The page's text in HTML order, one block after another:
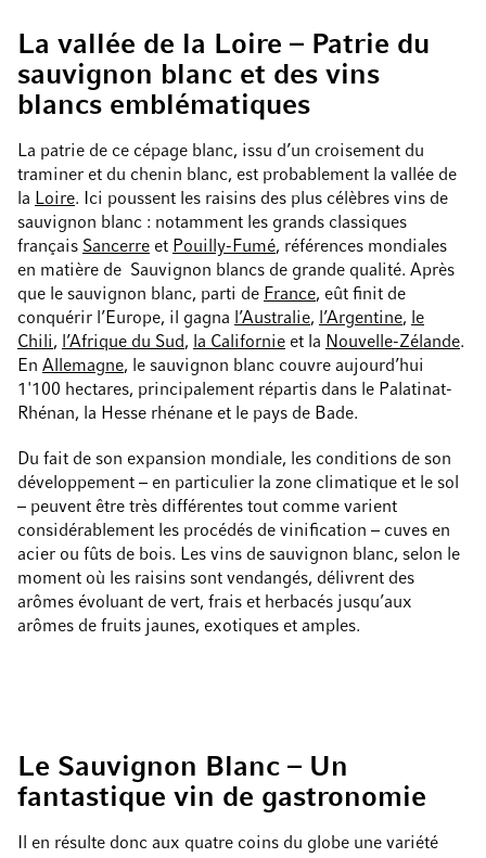
La vallée de la Loire – Patrie du
sauvignon blanc et des vins
blancs emblématiques
La patrie de ce cépage blanc, issu d’un croisement du
traminer et du chenin blanc, est probablement la vallée de
la Loire. Ici poussent les raisins des plus célèbres vins de
sauvignon blanc : notamment les grands classiques
français Sancerre et Pouilly-Fumé, références mondiales
en matière de Sauvignon blancs de grande qualité. Après
que le sauvignon blanc, parti de France, eût finit de
conquérir l’Europe, il gagna
l’Australie, l’Argentine,
le
Chili, l’Afrique du Sud, la Californie et la Nouvelle-Zélande.
En Allemagne, le sauvignon blanc couvre aujourd’hui
1'100 hectares, principalement répartis dans le Palatinat-
Rhénan, la Hesse rhénane et le pays de Bade.
Du fait de son expansion mondiale, les conditions de son
développement – en particulier la zone climatique et le sol
– peuvent être très différentes tout comme varient
considérablement les procédés de vinification – cuves en
acier ou fûts de bois. Les vins de sauvignon blanc, selon le
moment où les raisins sont vendangés, délivrent des
arômes évoluant de vert, frais et herbacés jusqu’aux
arômes de fruits jaunes, exotiques et amples.
Le Sauvignon Blanc – Un
fantastique vin de gastronomie
Il en résulte donc aux quatre coins du globe une variété